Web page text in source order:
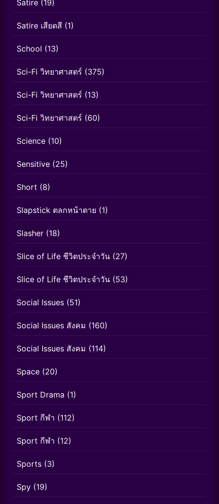
Satire (19)
Satire เสียดสี (1)
School (13)
Sci-Fi วิทยาศาสตร์ (375)
Sci-Fi วิทยาศาสตร์ (13)
Sci-Fi วิทยาศาสตร์ (60)
Science (10)
Sensitive (25)
Short (8)
Slapstick ตลกหน้าตาย (1)
Slasher (18)
Slice of Life ชีวิตประจำวัน (27)
Slice of Life ชีวิตประจำวัน (53)
Social Issues (51)
Social Issues สังคม (160)
Social Issues สังคม (114)
Space (20)
Sport Drama (1)
Sport กีฬา (112)
Sport กีฬา (12)
Sports (3)
Spy (19)